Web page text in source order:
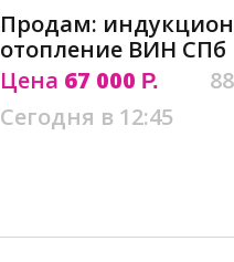
Продам:
отопление ВИН СПб
Цена 67 000 Р.
Сегодня в 12:45